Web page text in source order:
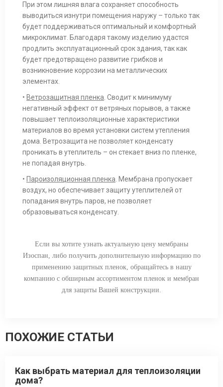
При этом лишняя влага сохраняет способность
выводиться изнутри помещения наружу – только так
будет поддерживаться оптимальный и комфортный
микроклимат. Благодаря такому изделию удастся
продлить эксплуатационный срок здания, так как
будет предотвращено развитие грибков и
возникновение коррозии на металлических
элементах.
• Ветрозащитная пленка. Сводит к минимуму
негативный эффект от ветряных порывов, а также
повышает теплоизоляционные характеристики
материалов во время установки систем утепления
дома. Ветрозащита не позволяет конденсату
проникать в утеплитель – он стекает вниз по пленке,
не попадая внутрь.
• Пароизоляционная пленка. Мембрана пропускает
воздух, но обеспечивает защиту утеплителей от
попадания внутрь паров, не позволяет
образовываться конденсату.
Если вы хотите узнать актуальную цену мембраны
Изоспан, либо получить дополнительную информацию по
применению защитных пленок, обращайтесь в нашу
компанию с обширным ассортиментом пленок и мембран
для защиты Вашей конструкции.
ПОХОЖИЕ СТАТЬИ
Как выбрать материал для теплоизоляции
дома?